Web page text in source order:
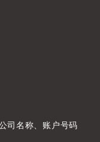
司名称、账户号码